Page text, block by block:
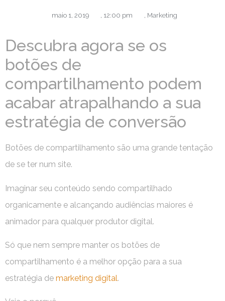
maio 1, 2019 , 12:00 pm , Marketing
Descubra agora se os
botões de
compartilhamento podem
acabar atrapalhando a sua
estratégia de conversão
Botões de compartilhamento são uma grande tentação
de se ter num site.
Imaginar seu conteúdo sendo compartilhado
organicamente e alcançando audiências maiores é
animador para qualquer produtor digital.
Só que nem sempre manter os botões de
compartilhamento é a melhor opção para a sua
estratégia de marketing digital.